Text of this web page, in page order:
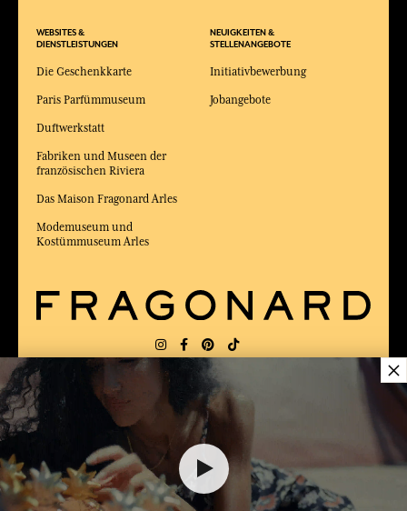
WEBSITES &
DIENSTLEISTUNGEN
Die Geschenkkarte
Paris Parfümmuseum
Duftwerkstatt
Fabriken und Museen der
französischen Riviera
Das Maison Fragonard Arles
Modemuseum und
Kostümmuseum Arles
NEUIGKEITEN &
STELLENANGEBOTE
Initiativbewerbung
Jobangebote
LIEFERUNG: SPRACHE:
×